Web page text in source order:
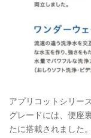
アプリコットシリー
グレードには、便座
たに搭載されました。